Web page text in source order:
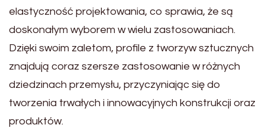
elastyczność projektowania, co sprawia, że są
doskonałym wyborem w wielu zastosowaniach.
Dzięki swoim zaletom, profile z tworzyw sztucznych
znajdują coraz szersze zastosowanie w różnych
dziedzinach przemysłu, przyczyniając się do
tworzenia trwałych i innowacyjnych konstrukcji oraz
produktów.